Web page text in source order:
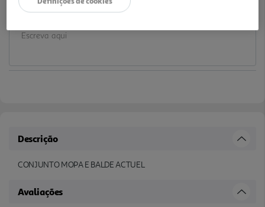
Notas de preparação
Descrição
CONJUNTO MOPA E BALDE ACTUEL
Avaliações